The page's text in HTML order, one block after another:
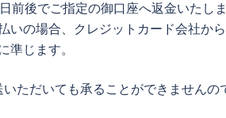
前後でご指定の御口座へ返金いたし
いの場合、クレジットカード会社か
準じます。
ただいても承ることができませんの